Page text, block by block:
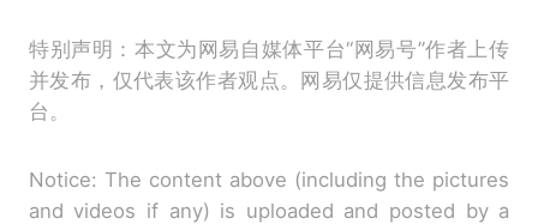
特别声明：本文为网易自媒体平台“网易号”作者上传
并发布，仅代表该作者观点。网易仅提供信息发布平
台。
Notice: The content above (including the pictures
and videos if any) is uploaded and posted by a